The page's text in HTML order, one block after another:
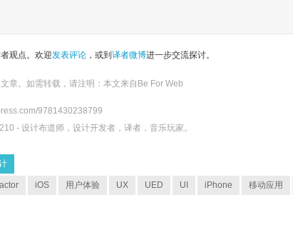
观点。欢迎发表评论 ，或到 译者微博进一步交流探讨。
章。如需转载，请注明：本文来自 Be For Web
9781430238799
- 设计布道师，设计开发者，译者，音乐玩家。
iOS 用户体验 UX UED UI iPhone 移动应用